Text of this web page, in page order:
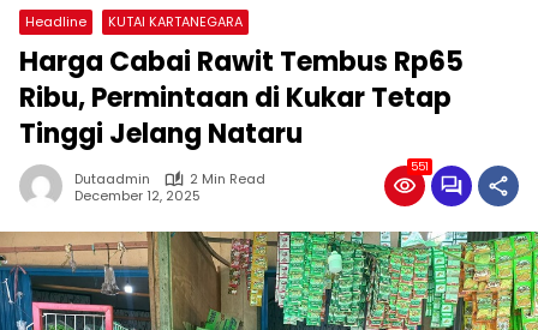
Headline KUTAI KARTANEGARA
Harga Cabai Rawit Tembus Rp65
Ribu, Permintaan di Kukar Tetap
Tinggi Jelang Nataru
Dutaadmin
2 Min Read
December 12, 2025
551